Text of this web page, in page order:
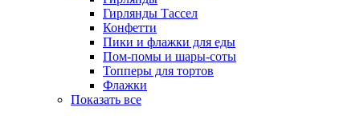
Гирлянды Тассел
Конфетти
Пики и флажки для еды
Пом-помы и шары-соты
Топперы для тортов
Флажки
Показать все